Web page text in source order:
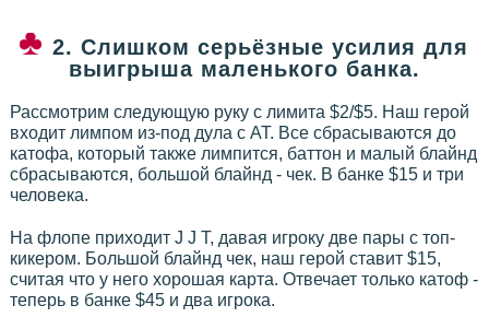
2. Слишком серьёзные усилия для
выигрыша маленького банка.
Рассмотрим следующую руку с лимита $2/$5. Наш герой
входит лимпом из-под дула с АТ. Все сбрасываются до
катофа, который также лимпится, баттон и малый блайнд
сбрасываются, большой блайнд - чек. В банке $15 и три
человека.
На флопе приходит J J T, давая игроку две пары с топ-
кикером. Большой блайнд чек, наш герой ставит $15,
считая что у него хорошая карта. Отвечает только катоф -
теперь в банке $45 и два игрока.